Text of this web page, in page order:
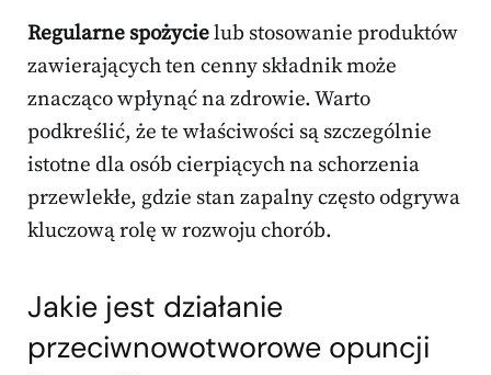
Regularne spożycielub stosowanie produktów
zawierających ten cenny składnik może
znacząco wpłynąć na zdrowie. Warto
podkreślić, że te właściwości są szczególnie
istotne dla osób cierpiących na schorzenia
przewlekłe, gdzie stan zapalny często odgrywa
kluczową rolę w rozwoju chorób.
Jakie jest działanie
przeciwnowotworowe opuncji